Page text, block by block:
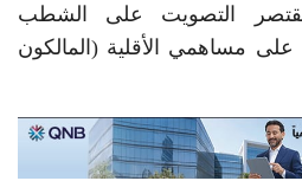
يقتصر التصويت على الشطب
على مساهمي الأقلية (المالكون